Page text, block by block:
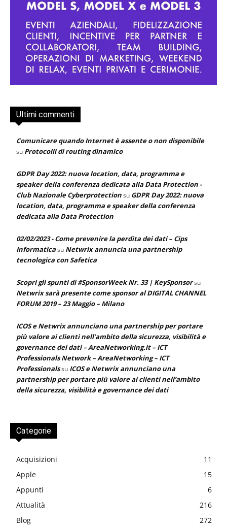
Ultimi commenti
Comunicare quando Internet è assente o non disponibile
su Protocolli di routing dinamico
GDPR Day 2022: nuova location, data, programma e
speaker della conferenza dedicata alla Data Protection -
Club Nazionale Cyberprotectionsu GDPR Day 2022: nuova
location, data, programma e speaker della conferenza
dedicata alla Data Protection
02/02/2023 - Come prevenire la perdita dei dati – Cips
Informaticasu Netwrix annuncia una partnership
tecnologica con Safetica
Scopri gli spunti di #SponsorWeek Nr. 33 | KeySponsorsu
Netwrix sarà presente come sponsor al DIGITAL CHANNEL
FORUM 2019 – 23 Maggio – Milano
ICOS e Netwrix annunciano una partnership per portare
più valore ai clienti nell’ambito della sicurezza, visibilità e
governance dei dati – AreaNetworking.it – ICT
Professionals Network – AreaNetworking – ICT
Professionalssu ICOS e Netwrix annunciano una
partnership per portare più valore ai clienti nell’ambito
della sicurezza, visibilità e governance dei dati
Categorie
Acquisizioni
11
Apple
15
Appunti
6
Attualità
216
Blog
272